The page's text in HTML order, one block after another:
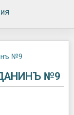
№9
№9